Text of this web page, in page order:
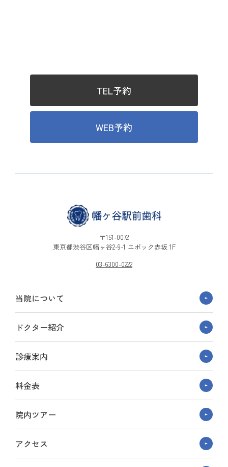
TEL予約
WEB予約
〒151-0072
東京都渋谷区幡ヶ谷2-9-1 エポック赤坂 1F
03-6300-0222
当院について
ドクター紹介
診療案内
料金表
院内ツアー
アクセス